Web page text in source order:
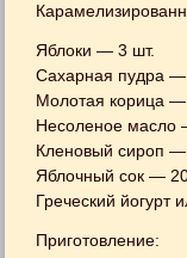
Яблоки — 3 шт.
Сахарная пудра —
Молотая корица —
Несоленое масло
Кленовый сироп
Яблочный сок —
Греческий йогурт
Приготовление: